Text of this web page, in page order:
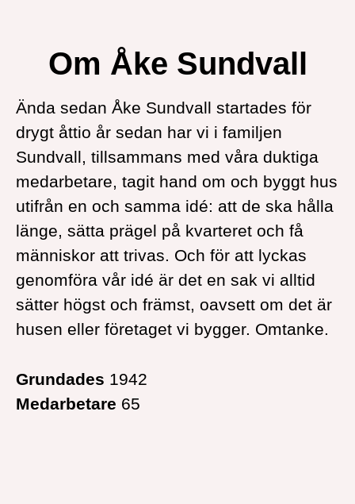
Om Åke Sundvall
Ända sedan Åke Sundvall startades för
drygt åttio år sedan har vi i familjen
Sundvall, tillsammans med våra duktiga
medarbetare, tagit hand om och byggt hus
utifrån en och samma idé: att de ska hålla
länge, sätta prägel på kvarteret och få
människor att trivas. Och för att lyckas
genomföra vår idé är det en sak vi alltid
sätter högst och främst, oavsett om det är
husen eller företaget vi bygger. Omtanke.
Grundades 1942
Medarbetare 65